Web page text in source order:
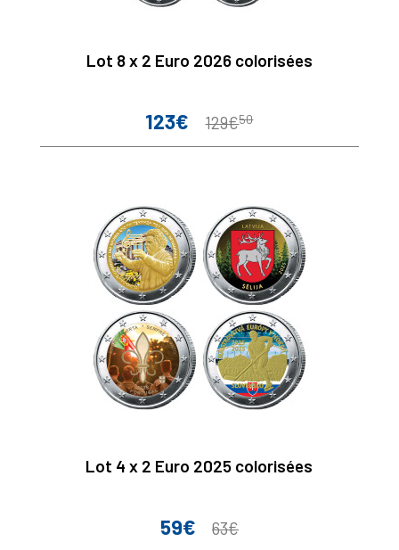
Lot 8 x 2 Euro 2026 colorisées
Prix
123€
Prix
129€50
Lot 4 x 2 Euro 2025 colorisées
Prix
59€
Prix
63€